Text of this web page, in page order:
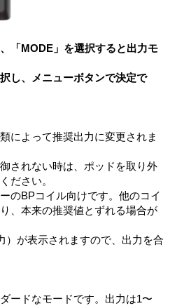
「MODE」を選択すると出力モ
し、メニューボタンで決定で
によって推奨出力に変更されま
されない時は、ポッドを取り外
ださい。
のBPコイル向けです。他のコイ
、本来の推奨値とずれる場合が
）が表示されますので、出力を合
ードなモードです。出力は1〜